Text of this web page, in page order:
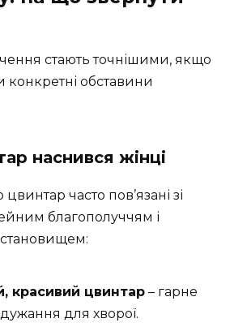
стають точнішими, якщо
конкретні обставини
наснився жінці
часто пов’язані зі
благополуччям і
красивий цвинтар – гарне
для хворої.